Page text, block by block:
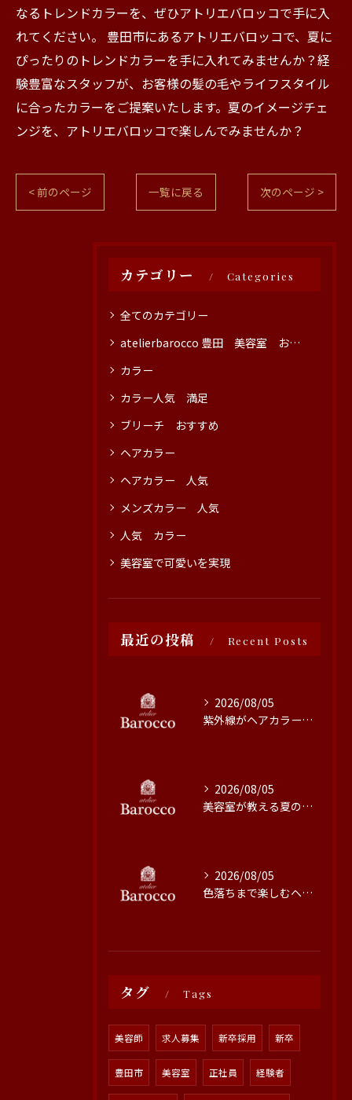
なるトレンドカラーを、ぜひアトリエバロッコで手に入
れてください。 豊田市にあるアトリエバロッコで、夏に
ぴったりのトレンドカラーを手に入れてみませんか？経
験豊富なスタッフが、お客様の髪の毛やライフスタイル
に合ったカラーをご提案いたします。夏のイメージチェ
ンジを、アトリエバロッコで楽しんでみませんか？
< 前のページ 一覧に戻る 次のページ >
カテゴリー Categories
全てのカテゴリー
atelierbarocco 豊田 美容室 おすすめ
カラー
カラー人気 満足
ブリーチ おすすめ
ヘアカラー
ヘアカラー 人気
メンズカラー 人気
人気 カラー
美容室で可愛いを実現
最近の投稿 Recent Posts
2026/08/05
紫外線がヘアカラーに与える影響と対策
2026/08/05
美容室が教える夏の最旬ヘアカラー技術
2026/08/05
色落ちまで楽しむヘアカラーの秘訣
タグ Tags
美容師 求人募集 新卒採用 新卒
豊田市 美容室 正社員 経験者